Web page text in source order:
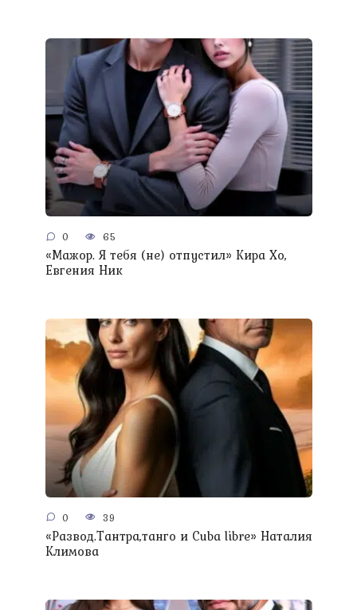
0 65
«Мажор. Я тебя (не) отпустил» Кира Хо,
Евгения Ник
0 39
«Развод.Тантра,танго и Сuba libre» Наталия
Климова